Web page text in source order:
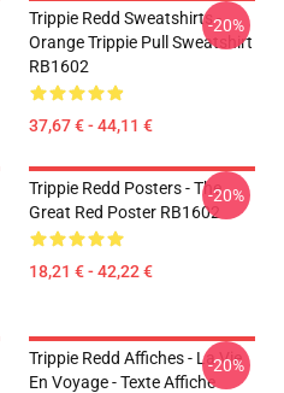
Trippie Redd Sweatshirts -
Orange Trippie Pull Sweatshirt
RB1602
37,67 € - 44,11 €
-20%
Trippie Redd Posters - The
Great Red Poster RB1602
18,21 € - 42,22 €
-20%
Trippie Redd Affiches - La Vie
En Voyage - Texte Affiche
-20%